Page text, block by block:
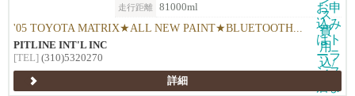
走行距離 81000ml
'05 TOYOTA MATRIX★ALL NEW PAINT★BLUETOOTH...
PITLINE INT'L INC
[TEL] (310)5320270
詳細